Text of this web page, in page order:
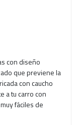
con diseño
que previene la
con caucho
a tu carro con
fáciles de